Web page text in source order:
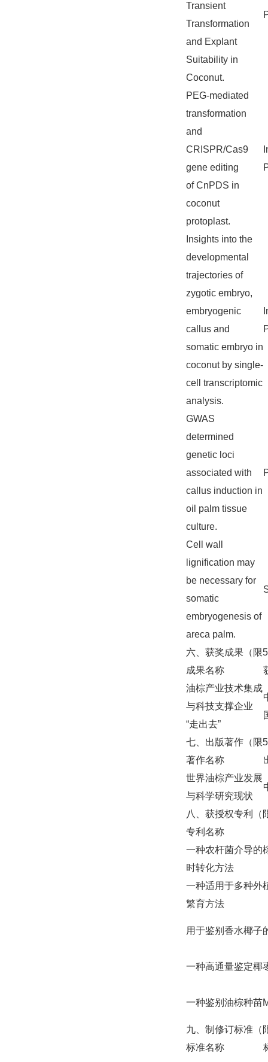
Transient
Transformation
and Explant
Suitability in
Coconut.
PEG-mediated
transformation
and
CRISPR/Cas9
gene editing
of CnPDS in
coconut
protoplast.
Insights into the
developmental
trajectories of
zygotic embryo,
embryogenic
callus and
somatic embryo in
coconut by single-
cell transcriptomic
analysis.
GWAS
determined
genetic loci
associated with
callus induction in
oil palm tissue
culture.
Cell wall
lignification may
be necessary for
somatic
embryogenesis of
areca palm.
六、获奖成果（限
成果名称
油棕产业技术集成
与科技支撑企业
“走出去”
七、出版著作（限
著作名称
世界油棕产业发展
与科学研究现状
八、获授权专利（
专利名称
一种农杆菌介导的
时转化方法
一种适用于多种外
繁育方法
用于鉴别香水椰子
一种高通量鉴定椰
一种鉴别油棕种苗
九、制修订标准（
标准名称